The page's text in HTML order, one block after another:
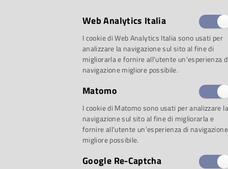
selezione:
Proposta 1:
David Bowie,
Web Analytics Italia
I cookie di Web Analytics Italia sono usati per
analizzare la navigazione sul sito al fine di
migliorarla e fornire all'utente un'esperienza
navigazione migliore possibile.
Matomo
I cookie di Matomo sono usati per analizzare la
navigazione sul sito al fine di migliorarla e
fornire all'utente un'esperienza di navigazione
migliore possibile.
Google Re-Captcha